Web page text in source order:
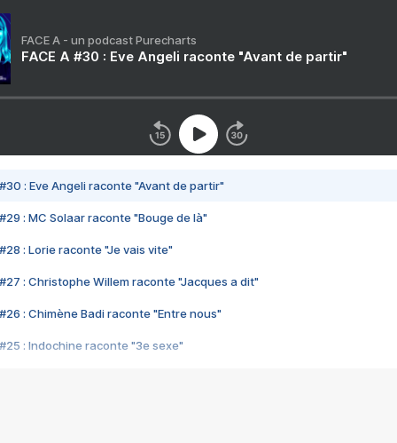
FACE A - un podcast Purecharts
FACE A #30 : Eve Angeli raconte "Avant de partir"
#30 : Eve Angeli raconte "Avant de partir"
#29 : MC Solaar raconte "Bouge de là"
#28 : Lorie raconte "Je vais vite"
#27 : Christophe Willem raconte "Jacques a dit"
#26 : Chimène Badi raconte "Entre nous"
#25 : Indochine raconte "3e sexe"